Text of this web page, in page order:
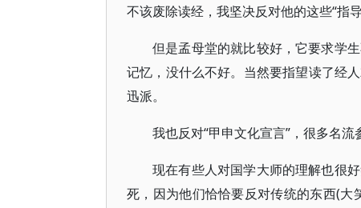
不该废除读经，我坚决反对他的这些“指
但是孟母堂的就比较好，它要求学
记忆，没什么不好。当然要指望读了经
迅派。
我也反对“甲申文化宣言”，很多名流
现在有些人对国学大师的理解也很
死，因为他们恰恰要反对传统的东西(